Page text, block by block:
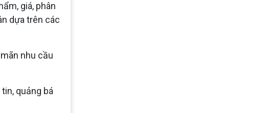
giá, phân
dựa trên các
nhu cầu
quảng bá